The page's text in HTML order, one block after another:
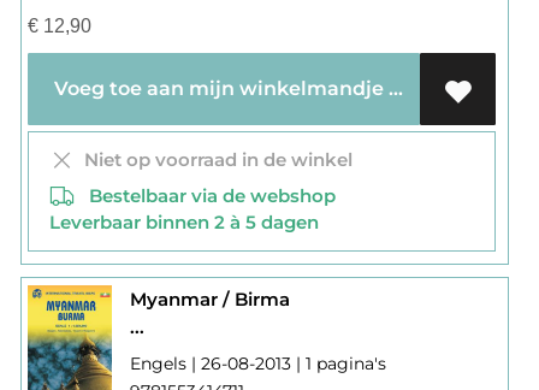
€12,90
Voeg toe aan mijn winkelmandje
Niet op voorraad in de winkel
Bestelbaar via de webshop
Leverbaar binnen 2 à 5 dagen
Myanmar / Birma
...
Engels | 26-08-2013 | 1 pagina's